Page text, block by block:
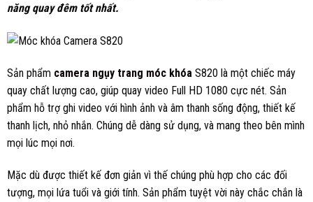
năng quay đêm tốt nhất.
Sản phẩm camera ngụy trang móc khóa S820 là một chiếc máy
quay chất lượng cao, giúp quay video Full HD 1080 cực nét. Sản
phẩm hỗ trợ ghi video với hình ảnh và âm thanh sống động, thiết kế
thanh lịch, nhỏ nhắn. Chúng dễ dàng sử dụng, và mang theo bên mình
mọi lúc mọi nơi.
Mặc dù được thiết kế đơn giản vì thế chúng phù hợp cho các đối
tượng, mọi lứa tuổi và giới tính. Sản phẩm tuyệt vời này chắc chắn là